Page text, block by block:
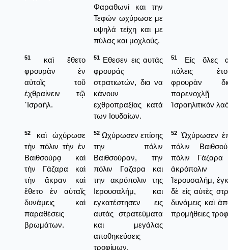
Φαραθωνί και την
Τεφών ωχύρωσε με
υψηλά τείχη και με
πύλας και μοχλούς.
51
καὶ ἔθετο
φρουρὰν ἐν
αὐτοῖς τοῦ
ἐχθραίνειν τῷ
᾿Ισραήλ.
51 Εθεσεν εις αυτάς
φρουράς
στρατιωτών, δια να
κάνουν
εχθροπραξίας κατά
των Ιουδαίων.
51
Εἰς ὅλες
πόλεις
φρουρὰν
Ἰσραηλιτικὸν
52
καὶ ὠχύρωσε
τὴν πόλιν τὴν ἐν
Βαιθσούρᾳ καὶ
τὴν Γάζαρα καὶ
τὴν ἄκραν καὶ
ἔθετο ἐν αὐταῖς
δυνάμεις καὶ
παραθέσεις
βρωμάτων.
52 Ωχύρωσεν επίσης
την πόλιν
Βαιθσούραν, την
πόλιν Γαζαρα και
την ακρόπολιν της
Ιερουσαλήμ, και
εγκατέστησεν εις
αυτάς στρατεύματα
και μεγάλας
αποθηκεύσεις
τροφίμων.
52
Ὠχύρωσεν
πόλιν
πόλιν
Ἱερουσαλήμ,
δὲ εἰς αὐτὲς
δυνάμεις καὶ
προμήθειες